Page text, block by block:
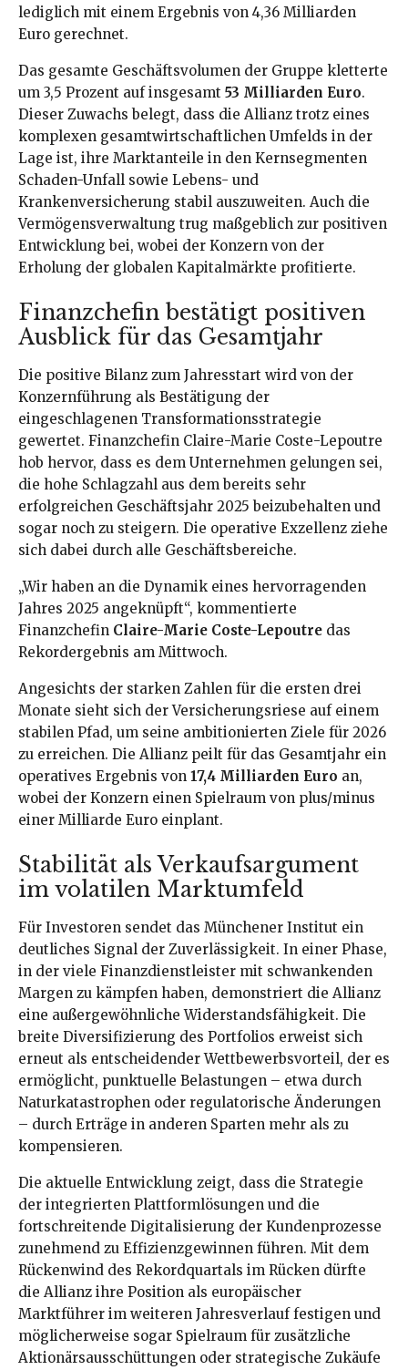
lediglich mit einem Ergebnis von 4,36 Milliarden
Euro gerechnet.
Das gesamte Geschäftsvolumen der Gruppe kletterte
um 3,5 Prozent auf insgesamt 53 Milliarden Euro.
Dieser Zuwachs belegt, dass die Allianz trotz eines
komplexen gesamtwirtschaftlichen Umfelds in der
Lage ist, ihre Marktanteile in den Kernsegmenten
Schaden-Unfall sowie Lebens- und
Krankenversicherung stabil auszuweiten. Auch die
Vermögensverwaltung trug maßgeblich zur positiven
Entwicklung bei, wobei der Konzern von der
Erholung der globalen Kapitalmärkte profitierte.
Finanzchefin bestätigt positiven
Ausblick für das Gesamtjahr
Die positive Bilanz zum Jahresstart wird von der
Konzernführung als Bestätigung der
eingeschlagenen Transformationsstrategie
gewertet. Finanzchefin Claire-Marie Coste-Lepoutre
hob hervor, dass es dem Unternehmen gelungen sei,
die hohe Schlagzahl aus dem bereits sehr
erfolgreichen Geschäftsjahr 2025 beizubehalten und
sogar noch zu steigern. Die operative Exzellenz ziehe
sich dabei durch alle Geschäftsbereiche.
„Wir haben an die Dynamik eines hervorragenden
Jahres 2025 angeknüpft“, kommentierte
Finanzchefin Claire-Marie Coste-Lepoutre das
Rekordergebnis am Mittwoch.
Angesichts der starken Zahlen für die ersten drei
Monate sieht sich der Versicherungsriese auf einem
stabilen Pfad, um seine ambitionierten Ziele für 2026
zu erreichen. Die Allianz peilt für das Gesamtjahr ein
operatives Ergebnis von 17,4 Milliarden Euro an,
wobei der Konzern einen Spielraum von plus/minus
einer Milliarde Euro einplant.
Stabilität als Verkaufsargument
im volatilen Marktumfeld
Für Investoren sendet das Münchener Institut ein
deutliches Signal der Zuverlässigkeit. In einer Phase,
in der viele Finanzdienstleister mit schwankenden
Margen zu kämpfen haben, demonstriert die Allianz
eine außergewöhnliche Widerstandsfähigkeit. Die
breite Diversifizierung des Portfolios erweist sich
erneut als entscheidender Wettbewerbsvorteil, der es
ermöglicht, punktuelle Belastungen – etwa durch
Naturkatastrophen oder regulatorische Änderungen
– durch Erträge in anderen Sparten mehr als zu
kompensieren.
Die aktuelle Entwicklung zeigt, dass die Strategie
der integrierten Plattformlösungen und die
fortschreitende Digitalisierung der Kundenprozesse
zunehmend zu Effizienzgewinnen führen. Mit dem
Rückenwind des Rekordquartals im Rücken dürfte
die Allianz ihre Position als europäischer
Marktführer im weiteren Jahresverlauf festigen und
möglicherweise sogar Spielraum für zusätzliche
Aktionärsausschüttungen oder strategische Zukäufe